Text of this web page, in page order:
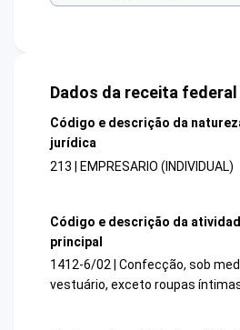
Dados da receita federal
Código e descrição da
jurídica
213 | EMPRESARIO (INDIVIDUAL)
Código e descrição da
principal
1412-6/02 | Confecção, sob
vestuário, exceto roupas